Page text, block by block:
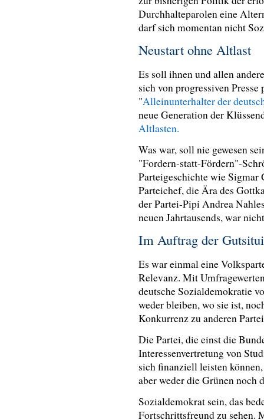
Durchhalteparolen eine
darf sich momentan nicht
Neustart ohne Altlast
Es soll ihnen und allen
sich von progressiven
"Alleinunterhalter der
neue Generation der
Altlasten.
Was war, soll nie gewesen
"Fordern-statt-Fördern"-
Parteigeschichte wie
Parteichef, die Ära des
der Partei-Pipi Andrea
neuen Jahrtausends, war
Im Auftrag der
Es war einmal eine
Relevanz. Mit
deutsche Sozialdemokratie
weder bleiben, wo sie ist,
Konkurrenz zu anderen
Die Partei, die einst die
Interessenvertretung von
sich finanziell leisten
aber weder die Grünen
Sozialdemokrat sein, das
Fortschrittsfreund zu sehen.